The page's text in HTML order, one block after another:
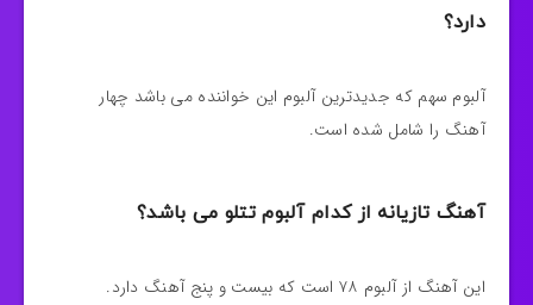
دارد؟
آلبوم سهم که جدیدترین آلبوم این خواننده می باشد چهار
آهنگ را شامل شده است.
آهنگ تازیانه از کدام آلبوم تتلو می باشد؟
این آهنگ از آلبوم ۷۸ است که بیست و پنج آهنگ دارد.